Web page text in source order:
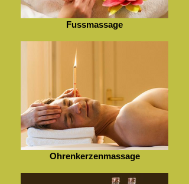
Fussmassage
Ohrenkerzenmassage